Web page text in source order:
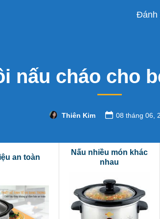
Đánh
nấu cháo cho
Thiên Kim 08 tháng 06,
an toàn
Nấu nhiều món khác
nhau